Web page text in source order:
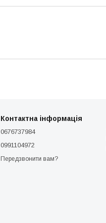
Контактна інформація
0676737984
0991104972
Передзвонити вам?